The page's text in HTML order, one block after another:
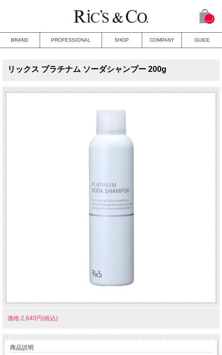
__I
CNT
__
BRAND PROFESSIONAL SHOP COMPANY GUIDE
リックス プラチナム ソーダシャンプー 200g
価格:2,640円(税込)
商品説明